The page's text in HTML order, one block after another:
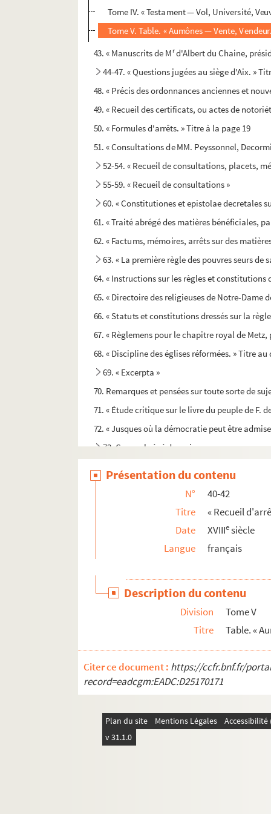
Tome IV. « Testament — Vol, Université,
Tome V. Table. « Aumônes — Vente,
43. « Manuscrits de M rd'Albert du Chaine,
44-47. « Questions jugées au siège d'Aix. »
48. « Précis des ordonnances anciennes et
49. « Recueil des certificats, ou actes de
50. « Formules d'arrêts. » Titre à la page 19
51. « Consultations de MM. Peyssonnel,
52-54. « Recueil de consultations, placets,
55-59. « Recueil de consultations »
60. « Constitutiones et epistolae decretales
61. « Traité abrégé des matières bénéficiales,
62. « Factums, mémoires, arrêts sur des
63. « La première règle des pouvres seurs de
64. « Instructions sur les règles et constitutions
65. « Directoire des religieuses de Notre-Dame
66. « Statuts et constitutions dressés sur la
67. « Règlemens pour le chapitre royal de
68. « Discipline des églises réformées. » Titre au
69. « Excerpta »
70. Remarques et pensées sur toute sorte de
71. « Étude critique sur le livre du peuple de F.
72. « Jusques où la démocratie peut être
73. Cours abrégé des sciences
75. « Combinaison de signaux de jour et de
79. « Dix-neuf dessins à la sanguine, par
80. « Papiers du sieur André Cardinal
81. « André Cardinal Destouches,
82. « Chants des cantiques spirituels
83. Recueil d'ariettes et airs notés en
84. « Recueil de chansons. » Titre au dos
85. « Le couronnement du jeune David,
86. « Une voix inconnue, ou la lyre d'un
87. « Les œuvrettes de Gaspar Melchior
88. « Poésies de Claude Bernard, d'Arles »
89. « Les œuvrettes de Denis Brun, d'Arles,
Présentation du contenu
N°
40-42
Titre
« Recueil
Date
XVIIIesiècle
Langue
français
Description du contenu
Division
Tome V
Titre
Table. «
Citer ce document : https://ccfr.bnf.fr/
record=eadcgm:EADC:D25170171
Plan du site Mentions Légales
v 31.1.0